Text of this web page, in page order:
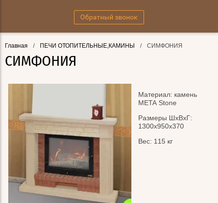
Обратный звонок
Главная / ПЕЧИ ОТОПИТЕЛЬНЫЕ,КАМИНЫ / СИМФОНИЯ
СИМФОНИЯ
Материал: камень
META Stone
Размеры ШхВхГ:
1300х950х370
Вес: 115 кг